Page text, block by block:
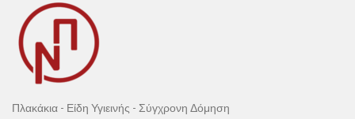
Πλακάκια - Είδη Υγιεινής - Σύγχρονη Δόμηση